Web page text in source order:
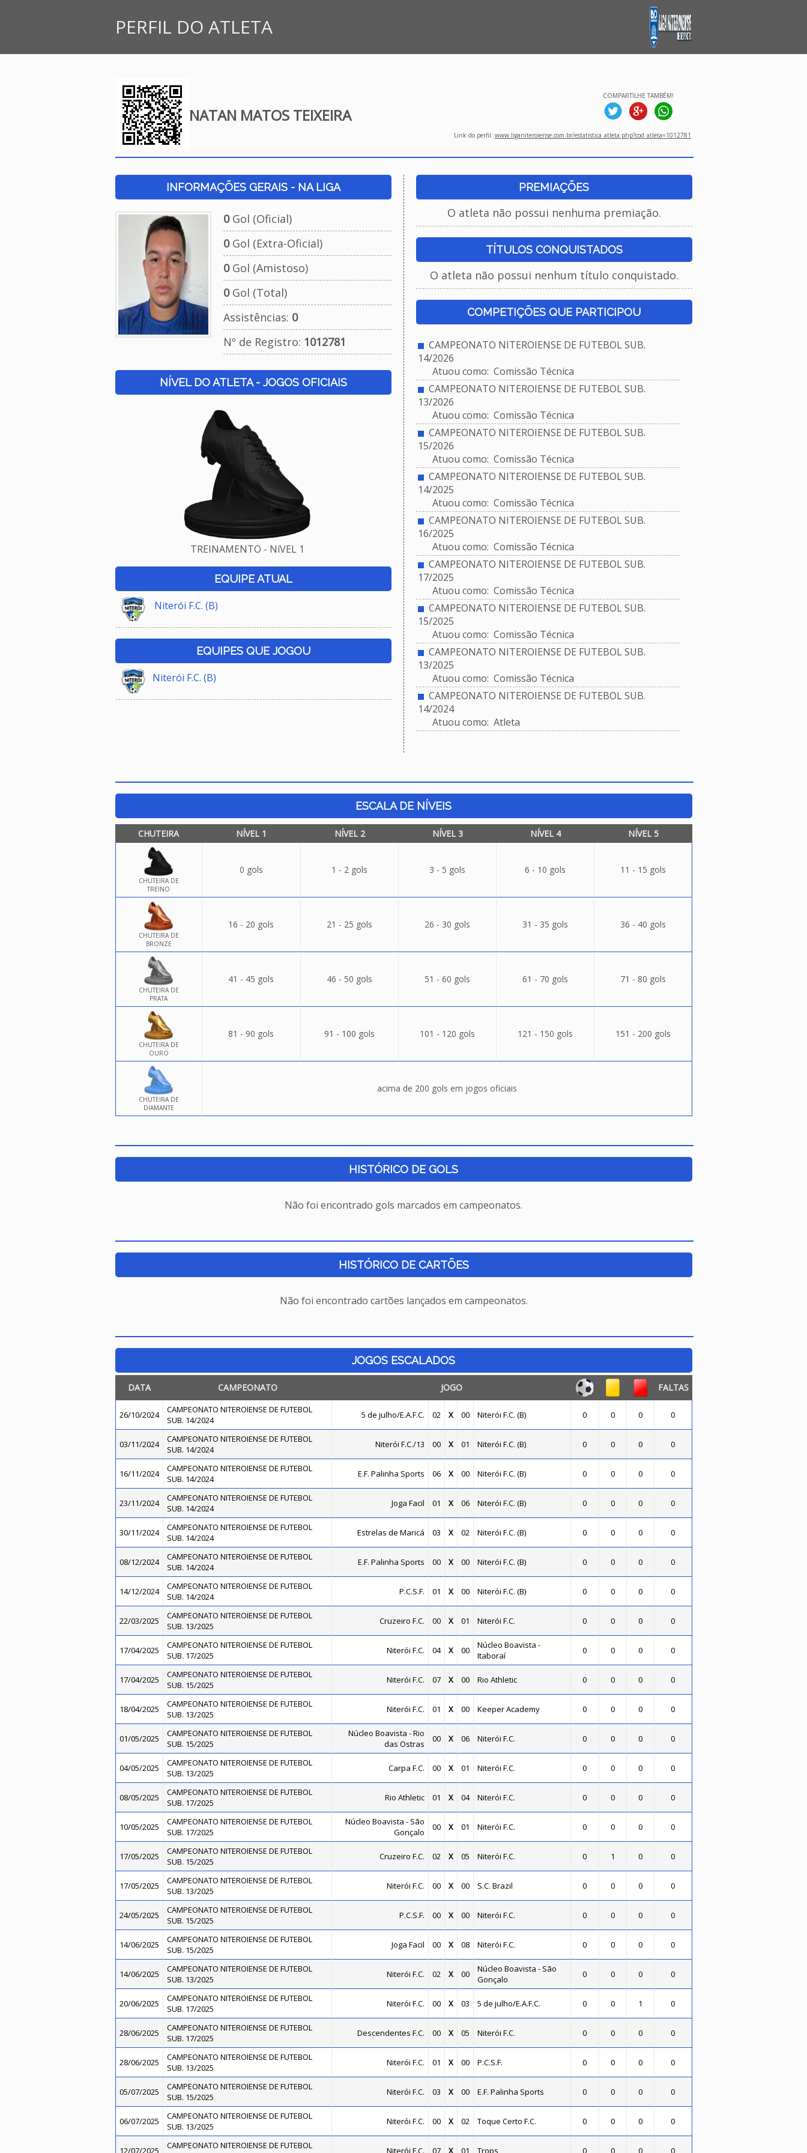
PERFIL DO ATLETA
NATAN MATOS TEIXEIRA
COMPARTILHE TAMBÉM!
Link do perfil: www.liganiteroiense.com.br/estatistica_atleta.php?cod_atleta=1012781
INFORMAÇÕES GERAIS - NA LIGA
0Gol (Oficial)
0Gol (Extra-Oficial)
0Gol (Amistoso)
0Gol (Total)
Assistências: 0
Nº de Registro: 1012781
NÍVEL DO ATLETA - JOGOS OFICIAIS
TREINAMENTO - NíVEL 1
EQUIPE ATUAL
Niterói F.C. (B)
EQUIPES QUE JOGOU
Niterói F.C. (B)
PREMIAÇÕES
O atleta não possui nenhuma premiação.
TÍTULOS CONQUISTADOS
O atleta não possui nenhum título conquistado.
COMPETIÇÕES QUE PARTICIPOU
CAMPEONATO NITEROIENSE DE FUTEBOL SUB.
14/2026
Atuou como: Comissão Técnica
CAMPEONATO NITEROIENSE DE FUTEBOL SUB.
13/2026
Atuou como: Comissão Técnica
CAMPEONATO NITEROIENSE DE FUTEBOL SUB.
15/2026
Atuou como: Comissão Técnica
CAMPEONATO NITEROIENSE DE FUTEBOL SUB.
14/2025
Atuou como: Comissão Técnica
CAMPEONATO NITEROIENSE DE FUTEBOL SUB.
16/2025
Atuou como: Comissão Técnica
CAMPEONATO NITEROIENSE DE FUTEBOL SUB.
17/2025
Atuou como: Comissão Técnica
CAMPEONATO NITEROIENSE DE FUTEBOL SUB.
15/2025
Atuou como: Comissão Técnica
CAMPEONATO NITEROIENSE DE FUTEBOL SUB.
13/2025
Atuou como: Comissão Técnica
CAMPEONATO NITEROIENSE DE FUTEBOL SUB.
14/2024
Atuou como: Atleta
ESCALA DE NÍVEIS
CHUTEIRA NÍVEL 1 NÍVEL 2 NÍVEL 3 NÍVEL 4 NÍVEL 5
CHUTEIRA DE
TREINO
0 gols 1 - 2 gols 3 - 5 gols 6 - 10 gols 11 - 15 gols
CHUTEIRA DE
BRONZE
16 - 20 gols 21 - 25 gols 26 - 30 gols 31 - 35 gols 36 - 40 gols
CHUTEIRA DE
PRATA
41 - 45 gols 46 - 50 gols 51 - 60 gols 61 - 70 gols 71 - 80 gols
CHUTEIRA DE
OURO
81 - 90 gols 91 - 100 gols 101 - 120 gols 121 - 150 gols 151 - 200 gols
CHUTEIRA DE
DIAMANTE
acima de 200 gols em jogos oficiais
HISTÓRICO DE GOLS
Não foi encontrado gols marcados em campeonatos.
HISTÓRICO DE CARTÕES
Não foi encontrado cartões lançados em campeonatos.
JOGOS ESCALADOS
DATA CAMPEONATO JOGO FALTAS
26/10/2024
CAMPEONATO NITEROIENSE DE FUTEBOL
SUB. 14/2024
5 de julho/E.A.F.C. 02 X 00 Niterói F.C. (B) 0 0 0 0
03/11/2024
CAMPEONATO NITEROIENSE DE FUTEBOL
SUB. 14/2024
Niterói F.C./13 00 X 01 Niterói F.C. (B) 0 0 0 0
16/11/2024
CAMPEONATO NITEROIENSE DE FUTEBOL
SUB. 14/2024
E.F. Palinha Sports 06 X 00 Niterói F.C. (B) 0 0 0 0
23/11/2024
CAMPEONATO NITEROIENSE DE FUTEBOL
SUB. 14/2024
Joga Facil 01 X 06 Niterói F.C. (B) 0 0 0 0
30/11/2024
CAMPEONATO NITEROIENSE DE FUTEBOL
SUB. 14/2024
Estrelas de Maricá 03 X 02 Niterói F.C. (B) 0 0 0 0
08/12/2024
CAMPEONATO NITEROIENSE DE FUTEBOL
SUB. 14/2024
E.F. Palinha Sports 00 X 00 Niterói F.C. (B) 0 0 0 0
14/12/2024
CAMPEONATO NITEROIENSE DE FUTEBOL
SUB. 14/2024
P.C.S.F. 01 X 00 Niterói F.C. (B) 0 0 0 0
22/03/2025
CAMPEONATO NITEROIENSE DE FUTEBOL
SUB. 13/2025
Cruzeiro F.C. 00 X 01 Niterói F.C. 0 0 0 0
17/04/2025
CAMPEONATO NITEROIENSE DE FUTEBOL
SUB. 17/2025
Niterói F.C. 04 X 00
Núcleo Boavista -
Itaboraí
0 0 0 0
17/04/2025
CAMPEONATO NITEROIENSE DE FUTEBOL
SUB. 15/2025
Niterói F.C. 07 X 00 Rio Athletic 0 0 0 0
18/04/2025
CAMPEONATO NITEROIENSE DE FUTEBOL
SUB. 13/2025
Niterói F.C. 01 X 00 Keeper Academy 0 0 0 0
01/05/2025
CAMPEONATO NITEROIENSE DE FUTEBOL
SUB. 15/2025
Núcleo Boavista - Rio
das Ostras
00 X 06 Niterói F.C. 0 0 0 0
04/05/2025
CAMPEONATO NITEROIENSE DE FUTEBOL
SUB. 13/2025
Carpa F.C. 00 X 01 Niterói F.C. 0 0 0 0
08/05/2025
CAMPEONATO NITEROIENSE DE FUTEBOL
SUB. 17/2025
Rio Athletic 01 X 04 Niterói F.C. 0 0 0 0
10/05/2025
CAMPEONATO NITEROIENSE DE FUTEBOL
SUB. 17/2025
Núcleo Boavista - São
Gonçalo
00 X 01 Niterói F.C. 0 0 0 0
17/05/2025
CAMPEONATO NITEROIENSE DE FUTEBOL
SUB. 15/2025
Cruzeiro F.C. 02 X 05 Niterói F.C. 0 1 0 0
17/05/2025
CAMPEONATO NITEROIENSE DE FUTEBOL
SUB. 13/2025
Niterói F.C. 00 X 00 S.C. Brazil 0 0 0 0
24/05/2025
CAMPEONATO NITEROIENSE DE FUTEBOL
SUB. 15/2025
P.C.S.F. 00 X 00 Niterói F.C. 0 0 0 0
14/06/2025
CAMPEONATO NITEROIENSE DE FUTEBOL
SUB. 15/2025
Joga Facil 00 X 08 Niterói F.C. 0 0 0 0
14/06/2025
CAMPEONATO NITEROIENSE DE FUTEBOL
SUB. 13/2025
Niterói F.C. 02 X 00
Núcleo Boavista - São
Gonçalo
0 0 0 0
20/06/2025
CAMPEONATO NITEROIENSE DE FUTEBOL
SUB. 17/2025
Niterói F.C. 00 X 03 5 de julho/E.A.F.C. 0 0 1 0
28/06/2025
CAMPEONATO NITEROIENSE DE FUTEBOL
SUB. 17/2025
Descendentes F.C. 00 X 05 Niterói F.C. 0 0 0 0
28/06/2025
CAMPEONATO NITEROIENSE DE FUTEBOL
SUB. 13/2025
Niterói F.C. 01 X 00 P.C.S.F. 0 0 0 0
05/07/2025
CAMPEONATO NITEROIENSE DE FUTEBOL
SUB. 15/2025
Niterói F.C. 03 X 00 E.F. Palinha Sports 0 0 0 0
06/07/2025
CAMPEONATO NITEROIENSE DE FUTEBOL
SUB. 13/2025
Niterói F.C. 00 X 02 Toque Certo F.C. 0 0 0 0
12/07/2025
CAMPEONATO NITEROIENSE DE FUTEBOL
Niterói F.C. 07 X 01 Trops 0 0 0 0